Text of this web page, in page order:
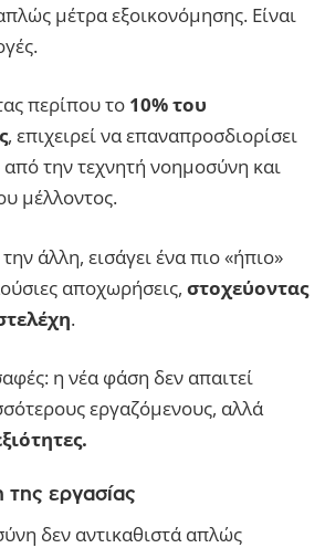
μέτρα εξοικονόμησης. Είναι
περίπου το 10% του
, επιχειρεί να επαναπροσδιορίσει
την τεχνητή νοημοσύνη και
μέλλοντος.
άλλη, εισάγει ένα πιο «ήπιο»
αποχωρήσεις, στοχεύοντας
.
η νέα φάση δεν απαιτεί
εργαζόμενους, αλλά
εργασίας
δεν αντικαθιστά απλώς